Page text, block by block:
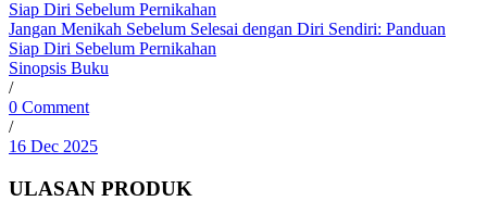
Jangan Menikah Sebelum Selesai dengan Diri Sendiri: Panduan
Siap Diri Sebelum Pernikahan
Sinopsis Buku
/
0 Comment
/
16 Dec 2025
ULASAN PRODUK